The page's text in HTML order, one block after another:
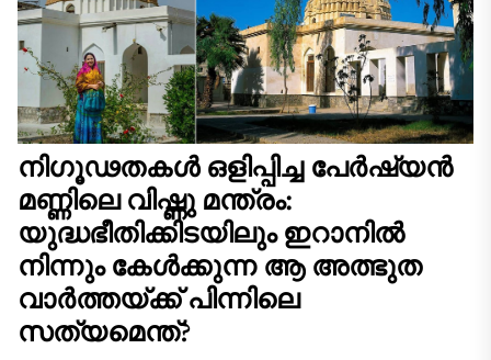
നിഗൂഢതകൾ ഒളിപ്പിച്ച പേർഷ്യൻ
മണ്ണിലെ വിഷ്ണു മന്ത്രം:
യുദ്ധഭീതിക്കിടയിലും ഇറാനിൽ
നിന്നും കേൾക്കുന്ന ആ അത്ഭുത
വാർത്തയ്ക്ക് പിന്നിലെ
സത്യമെന്ത്?